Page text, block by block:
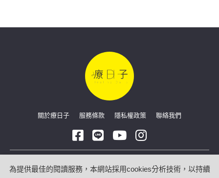
關於療日子 服務條款 隱私權政策 聯絡我們
Copyright © 2026 療日子 HealingDaily
為提供最佳的閱讀服務，本網站採用cookies分析技術，以持續